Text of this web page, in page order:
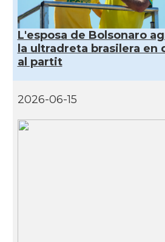
Acció
Oficina Exterior
Consolat Consolat
Consolat Consolat
L'esposa de Bolsonaro
la ultradreta brasilera en
al partit
2026-06-15